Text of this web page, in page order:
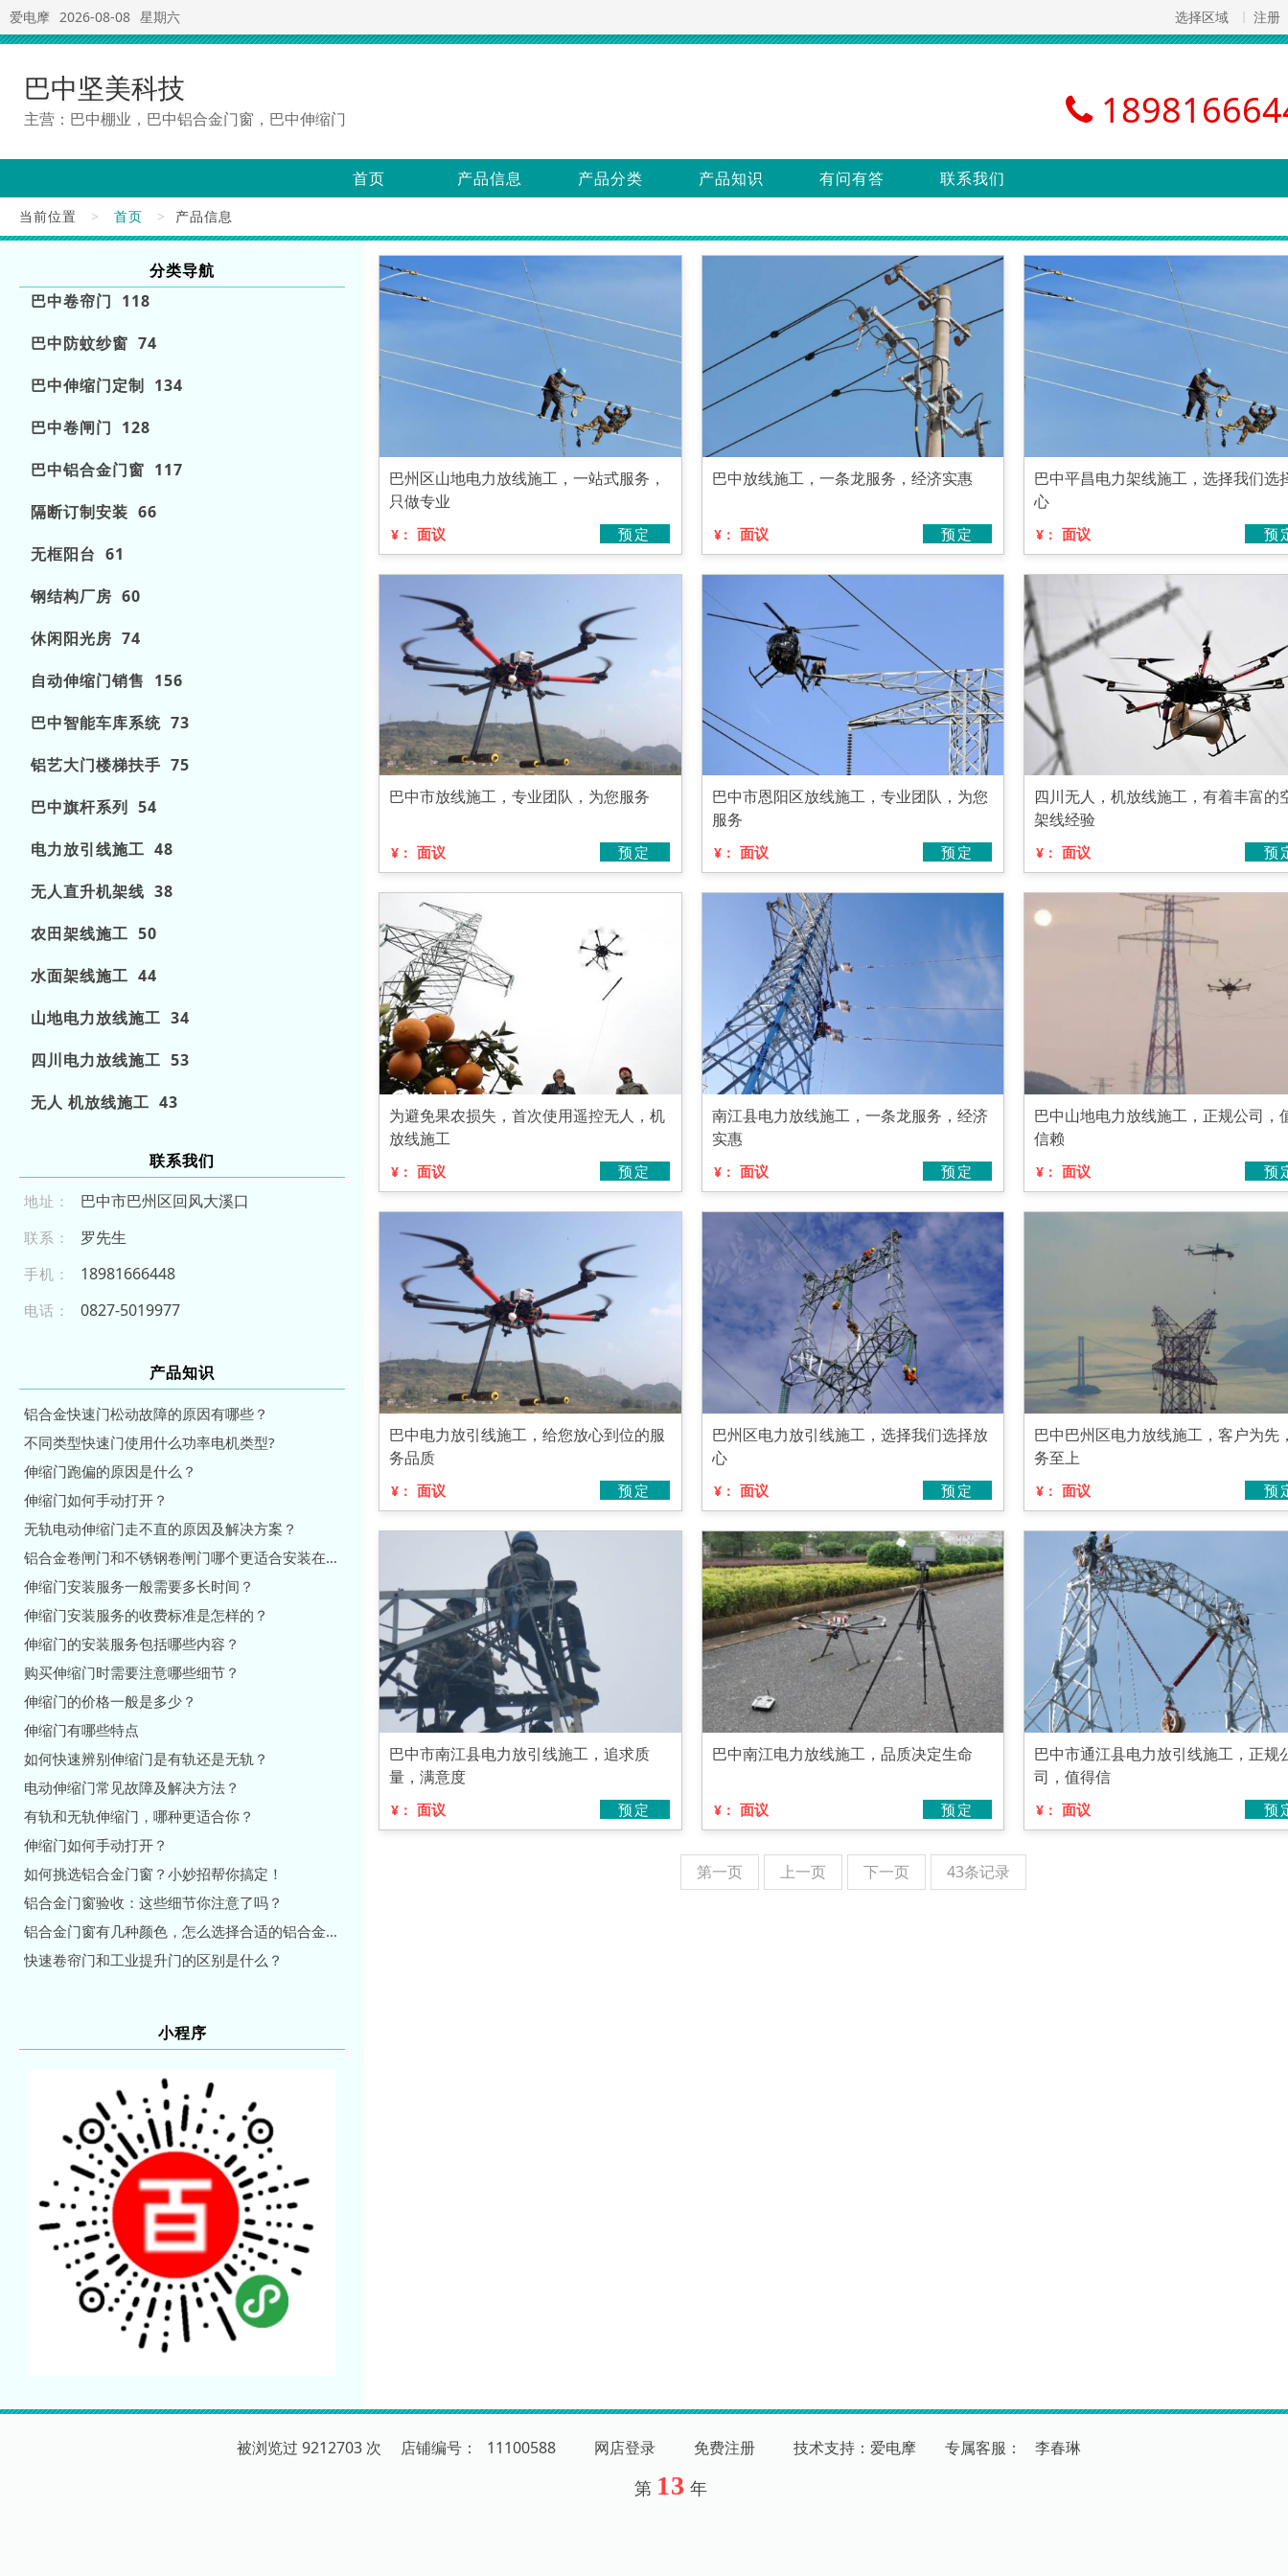
爱电摩 2026-08-08 星期六 选择区域 注册
巴中坚美科技
主营：巴中棚业，巴中铝合金门窗，巴中伸缩门
首页 产品信息 产品分类 产品知识 有问有答 联系我们
当前位置 > 首页 > 产品信息
分类导航
巴中卷帘门 118
巴中防蚊纱窗 74
巴中伸缩门定制 134
巴中卷闸门 128
巴中铝合金门窗 117
隔断订制安装 66
无框阳台 61
钢结构厂房 60
休闲阳光房 74
自动伸缩门销售 156
巴中智能车库系统 73
铝艺大门楼梯扶手 75
巴中旗杆系列 54
电力放引线施工 48
无人直升机架线 38
农田架线施工 50
水面架线施工 44
山地电力放线施工 34
四川电力放线施工 53
无人 机放线施工 43
联系我们
地址： 巴中市巴州区回风大溪口
联系： 罗先生
手机： 18 9 81 6 664 4 8
电话： 0 82 7- 501 997 7
产品知识
铝合金快速门松动故障的原因有哪些？
不同类型快速门使用什么功率电机类型?
伸缩门跑偏的原因是什么？
伸缩门如何手动打开？
无轨电动伸缩门走不直的原因及解决方案？
铝合金卷闸门和不锈钢卷闸门哪个更适合安装在车库？
伸缩门安装服务一般需要多长时间？
伸缩门安装服务的收费标准是怎样的？
伸缩门的安装服务包括哪些内容？
购买伸缩门时需要注意哪些细节？
伸缩门的价格一般是多少？
伸缩门有哪些特点
如何快速辨别伸缩门是有轨还是无轨？
电动伸缩门常见故障及解决方法？
有轨和无轨伸缩门，哪种更适合你？
伸缩门如何手动打开？
如何挑选铝合金门窗？小妙招帮你搞定！
铝合金门窗验收：这些细节你注意了吗？
铝合金门窗有几种颜色，怎么选择合适的铝合金门窗颜色？
快速卷帘门和工业提升门的区别是什么？
小程序
巴州区山地电力放线施工，一站式服务，
只做专业
¥： 面议 预定
巴中放线施工，一条龙服务，经济实惠
¥： 面议 预定
巴中平昌电力架线施工，选择我们选
心
¥： 面议 预
巴中市放线施工，专业团队，为您服务
¥： 面议 预定
巴中市恩阳区放线施工，专业团队，为您
服务
¥： 面议 预定
四川无人，机放线施工，有着丰富的
架线经验
¥： 面议 预
为避免果农损失，首次使用遥控无人，机
放线施工
¥： 面议 预定
南江县电力放线施工，一条龙服务，经济
实惠
¥： 面议 预定
巴中山地电力放线施工，正规公司，
信赖
¥： 面议 预
巴中电力放引线施工，给您放心到位的服
务品质
¥： 面议 预定
巴州区电力放引线施工，选择我们选择放
心
¥： 面议 预定
巴中巴州区电力放线施工，客户为先
务至上
¥： 面议 预
巴中市南江县电力放引线施工，追求质
量，满意度
¥： 面议 预定
巴中南江电力放线施工，品质决定生命
¥： 面议 预定
巴中市通江县电力放引线施工，正规
司，值得信
¥： 面议 预
第一页 上一页 下一页 43条记录
被浏览过 9212703 次 店铺编号： 11100588 网店登录 免费注册 技术支持：爱电摩 专属客服 ： 李春琳
第 13 年